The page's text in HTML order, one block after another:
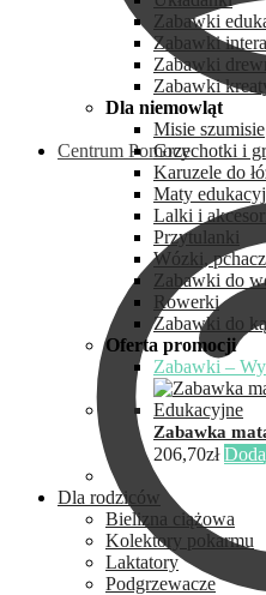
Centrum Pomocy
Zabawki
Zabawki
Zabawki
Zabawki
Dla niemowląt
Misie szumisie
Grzechotki i
Karuzele do
Maty
Lalki i
Przytulanki
Wózki,
Zabawki do
Rowerki
Zabawki do
Oferta promocji
Zabawki –
Zabawka
206,70zł
Dla rodziców
Bielizna ciążowa
Kolektory pokarmu
Laktatory
Podgrzewacze